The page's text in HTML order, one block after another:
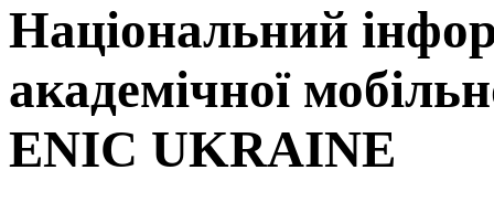
Національний
академічної
ENIC UKRAINE